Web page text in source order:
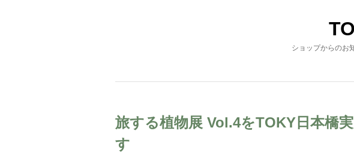
ショップからのお
旅する植物展 Vol.4をTOKY日本橋
す